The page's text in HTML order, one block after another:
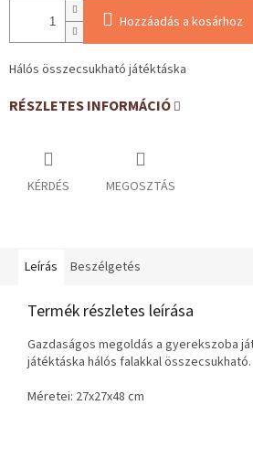
Hozzáadás a kosárhoz
Hálós összecsukható játéktáska
RÉSZLETES INFORMÁCIÓ
KÉRDÉS MEGOSZTÁS
Leírás Beszélgetés
Termék részletes leírása
Gazdaságos megoldás a gyerekszoba
játéktáska hálós falakkal összecsukható.
Méretei: 27x27x48 cm